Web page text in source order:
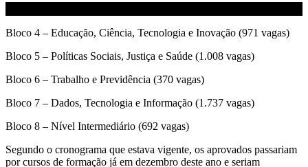
Bloco 4 – Educação, Ciência, Tecnologia e Inovação (971 vagas)
Bloco 5 – Políticas Sociais, Justiça e Saúde (1.008 vagas)
Bloco 6 – Trabalho e Previdência (370 vagas)
Bloco 7 – Dados, Tecnologia e Informação (1.737 vagas)
Bloco 8 – Nível Intermediário (692 vagas)
Segundo o cronograma que estava vigente, os aprovados passariam
por cursos de formação já em dezembro deste ano e seriam